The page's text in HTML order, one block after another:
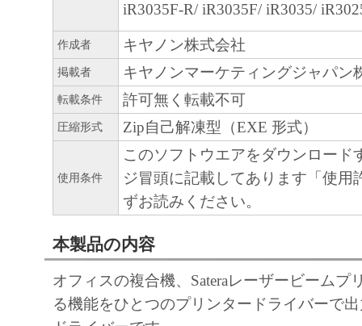
iR3035F-R/ iR3035F/ iR3035/
作成者 キヤノン株式会社
掲載者 キヤノンマーケティングジャパン
転載条件 許可無く転載不可
圧縮形式 Zip自己解凍型（EXE 形式）
使用条件
このソフトウエアをダウンロード
ジ冒頭に記載してあります「使用
ずお読みください。
本製品の内容
オフィスの複合機、Sateraレーザービームプ
る機能をひとつのプリンタードライバーで